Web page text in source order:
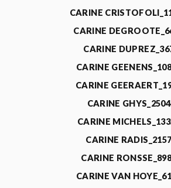
CARINE
CARINE
CARINE
CARINE
CARINE
CARINE
CARINE
CARINE
CARINE
CARINE VAN